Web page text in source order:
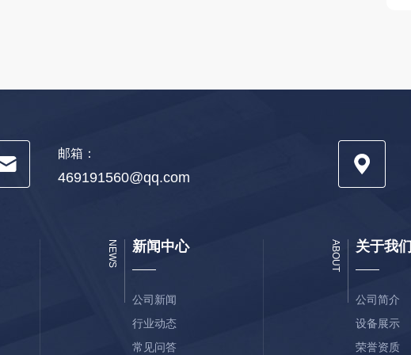
邮箱：
469191560@qq.com
新闻中心
NEWS
公司新闻
行业动态
常见问答
关于我们
ABOUT
公司简介
设备展示
荣誉资质